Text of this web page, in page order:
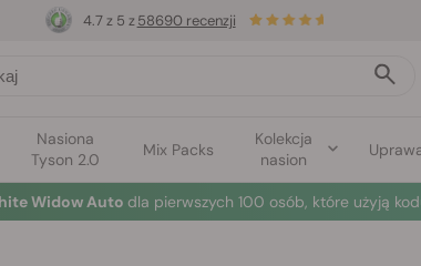
Nasiona
Tyson 2.0
Mix Packs
Kolekcja
nasion
4.7 z 5 z 58690 recenzji
Widow Auto dla pierwszych 100 osób, które użyją